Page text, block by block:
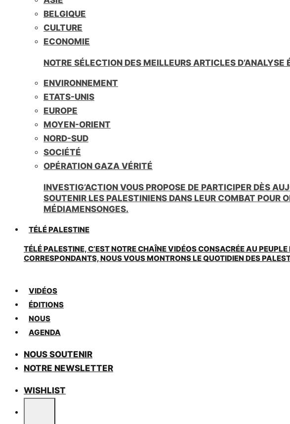
BELGIQUE
CULTURE
ECONOMIE
NOTRE SÉLECTION DES MEILLEURS ARTICLES
ENVIRONNEMENT
ETATS-UNIS
EUROPE
MOYEN-ORIENT
NORD-SUD
SOCIÉTÉ
OPÉRATION GAZA VÉRITÉ
INVESTIG’ACTION VOUS PROPOSE DE PARTICIPER DÈS
SOUTENIR LES PALESTINIENS DANS LEUR COMBAT POUR
MÉDIAMENSONGES.
TÉLÉ PALESTINE
TÉLÉ PALESTINE, C’EST NOTRE CHAÎNE VIDÉOS CONSACRÉE AU
CORRESPONDANTS, NOUS VOUS MONTRONS LE QUOTIDIEN DES
VIDÉOS
ÉDITIONS
NOUS
AGENDA
NOUS SOUTENIR
NOTRE NEWSLETTER
WISHLIST